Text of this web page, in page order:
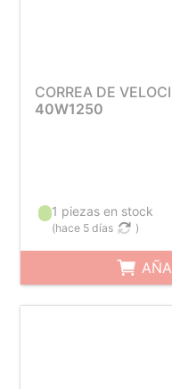
CORREA DE
40W1250
1 piezas en stock
(hace 5 días )